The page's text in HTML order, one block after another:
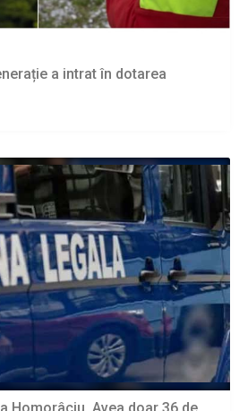
a intrat în dotarea
Homorâciu. Avea doar 36 de